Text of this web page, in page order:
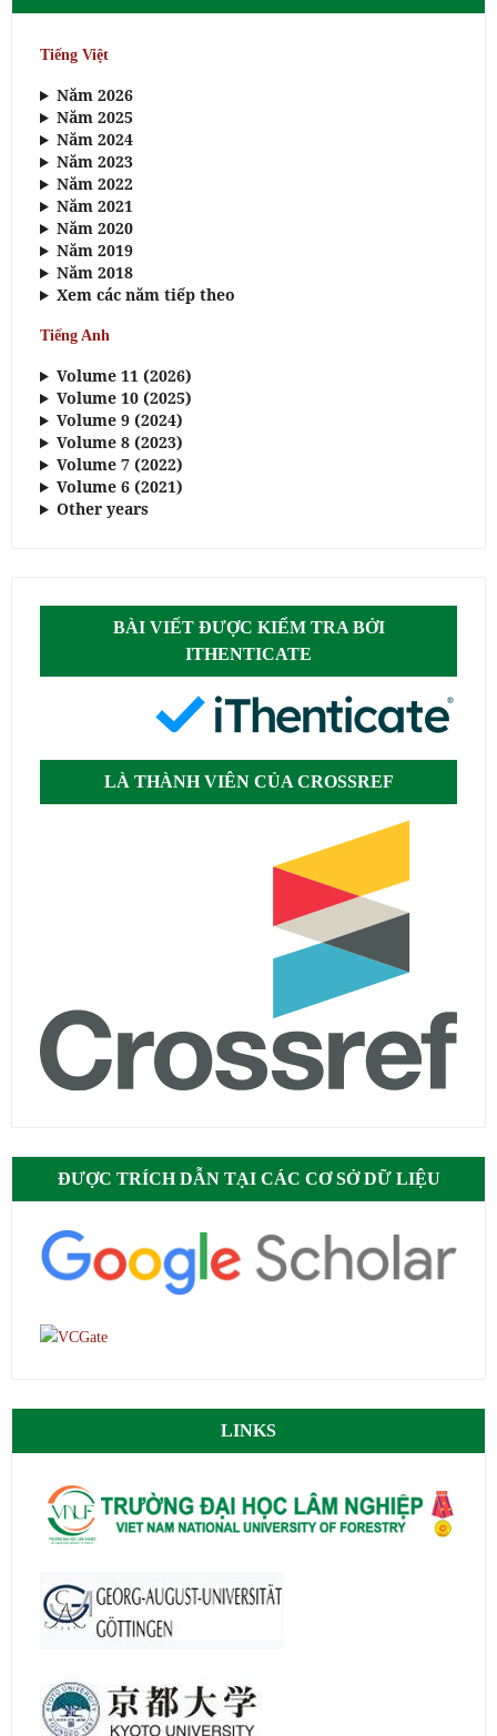
Tiếng Việt
Năm 2026
Năm 2025
Năm 2024
Năm 2023
Năm 2022
Năm 2021
Năm 2020
Năm 2019
Năm 2018
Xem các năm tiếp theo
Tiếng Anh
Volume 11 (2026)
Volume 10 (2025)
Volume 9 (2024)
Volume 8 (2023)
Volume 7 (2022)
Volume 6 (2021)
Other years
BÀI VIẾT ĐƯỢC KIỂM TRA BỞI
ITHENTICATE
LÀ THÀNH VIÊN CỦA CROSSREF
ĐƯỢC TRÍCH DẪN TẠI CÁC CƠ SỞ DỮ LIỆU
LINKS